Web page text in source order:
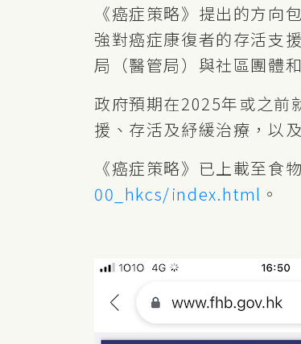
《癌症策略》提出的方向
強對癌症康復者的存活支
局（醫管局）與社區團體
政府預期在2025年或之前
援、存活及紓緩治療，以
《癌症策略》已上載至食
00_hkcs/index.html 。